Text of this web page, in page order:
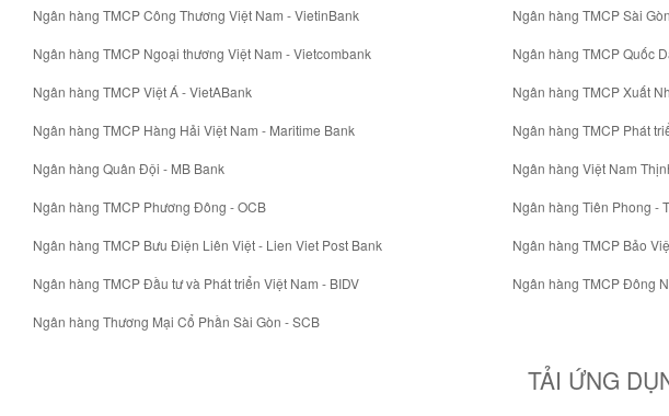
Ngân hàng TMCP Công Thương Việt Nam - VietinBank
Ngân hàng TMCP Ngoại thương Việt Nam - Vietcombank
Ngân hàng TMCP Việt Á - VietABank
Ngân hàng TMCP Hàng Hải Việt Nam - Maritime Bank
Ngân hàng Quân Đội - MB Bank
Ngân hàng TMCP Phương Đông - OCB
Ngân hàng TMCP Bưu Điện Liên Việt - Lien Viet Post Bank
Ngân hàng TMCP Đầu tư và Phát triển Việt Nam - BIDV
Ngân hàng Thương Mại Cổ Phần Sài Gòn - SCB
Ngân hàng TMCP Sài
Ngân hàng TMCP Quốc
Ngân hàng TMCP Xuất
Ngân hàng TMCP Phát
Ngân hàng Việt Nam
Ngân hàng Tiên Phong -
Ngân hàng TMCP Bảo
Ngân hàng TMCP Đông
TẢI ỨNG